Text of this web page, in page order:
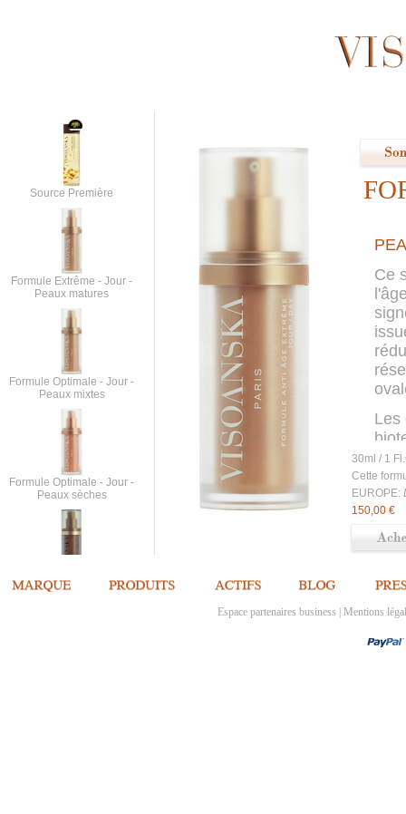
Source Première
Formule Extrême - Jour -
Peaux matures
Formule Optimale - Jour -
Peaux mixtes
Formule Optimale - Jour -
Peaux sèches
Formule Longévité
Cellulaire - Nuit
Ce
Les
30ml / 1
Cette
EUROPE:
150,00 €
Espace partenaires business Mentions